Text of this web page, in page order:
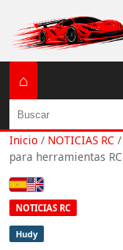
⌂
Buscar
Inicio / NOTICIAS RC /
para herramientas RC
Español
English (US / UK)
NOTICIAS RC
Hudy